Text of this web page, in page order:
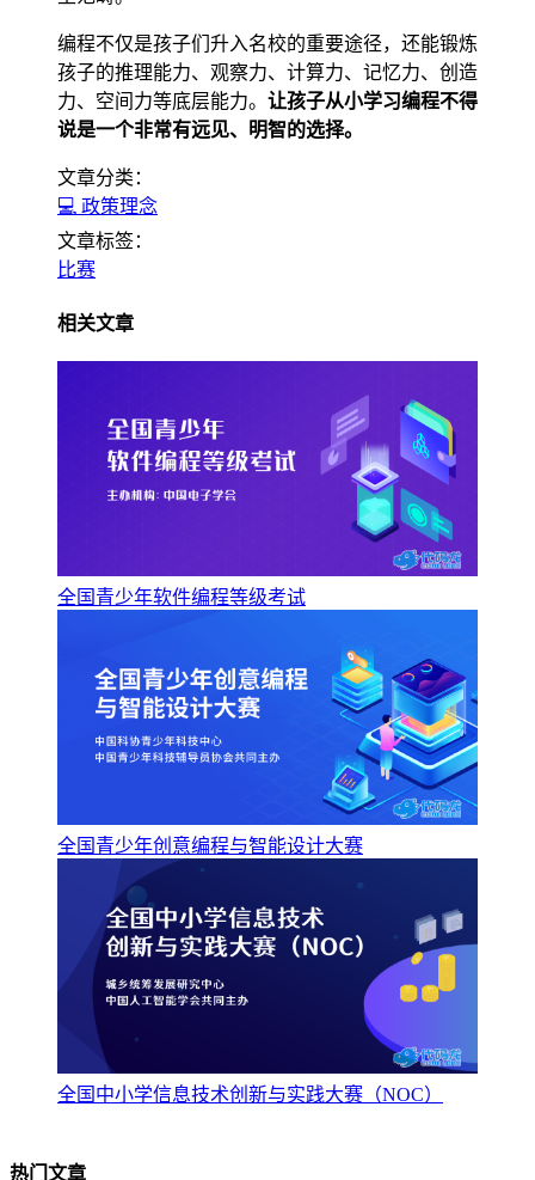
编程不仅是孩子们升入名校的重要途径，还能锻炼
孩子的推理能力、观察力、计算力、记忆力、创造
力、空间力等底层能力。 让孩子从小学习编程不得
说是一个非常有远见、明智的选择。
文章分类：
💻 政策理念
文章标签：
比赛
相关文章
全国青少年软件编程等级考试
全国青少年创意编程与智能设计大赛
全国中小学信息技术创新与实践大赛（NOC）
热门文章